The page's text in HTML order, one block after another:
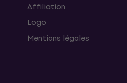
Affiliation
Logo
Mentions légales